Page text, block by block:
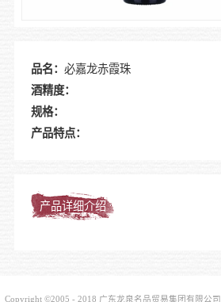
品名：必嘉龙赤霞珠
酒精度：
规格：
产品特点：
产品详细介绍
Copyright ©2005 - 2018 广东龙泉名品贸易集团有限公司